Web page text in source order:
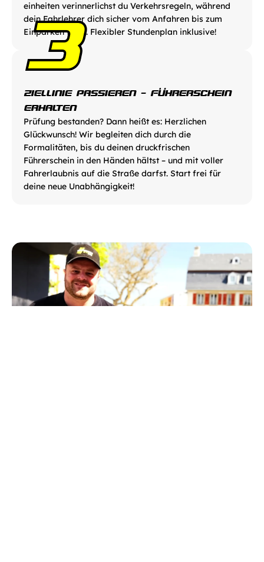
einheiten verinnerlichst du Verkehrs­regeln, während
dein Fahrlehrer dich sicher vom Anfahren bis zum
Einparken führt. Flexibler Stunden­plan inklusive!
3
ZIELLINIE PASSIEREN - FÜHRERSCHEIN
ERHALTEN
Prüfung bestanden? Dann heißt es: Herzlichen
Glückwunsch! Wir begleiten dich durch die
Formalitäten, bis du deinen druckfrischen
Führerschein in den Händen hältst – und mit voller
Fahrerlaubnis auf die Straße darfst. Start frei für
deine neue Unabhängigkeit!